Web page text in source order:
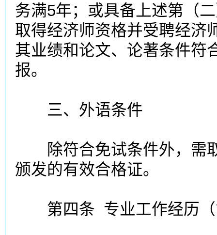
务满5年；或具备上述第（
取得经济师资格并受聘经济
其业绩和论文、论著条件符
报。
三、外语条件
除符合免试条件外，需
颁发的有效合格证。
第四条 专业工作经历（